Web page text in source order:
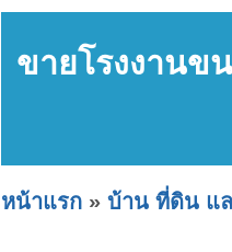
ขายโรงงานข
หน้าแรก » บ้าน ที่ดิน แ